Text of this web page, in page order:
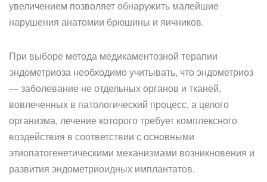
увеличением позволяет обнаружить малейшие
нарушения анатомии брюшины и яичников.
При выборе метода медикаментозной терапии
эндометриоза необходимо учитывать, что эндометриоз
— заболевание не отдельных органов и тканей,
вовлеченных в патологический процесс, а целого
организма, лечение которого требует комплексного
воздействия в соответствии с основными
этиопатогенетическими механизмами возникновения и
развития эндометриоидных имплантатов.